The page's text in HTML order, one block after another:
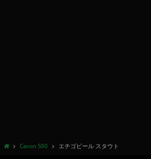
Canon S90 エチゴビール スタウト